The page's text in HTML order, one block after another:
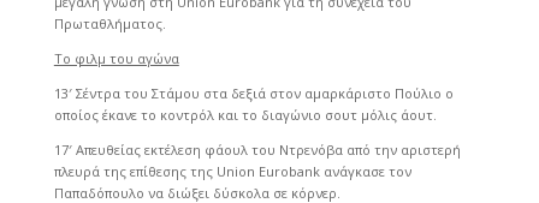
Πρωταθλήματος.
Το φιλμ του αγώνα
13′ Σέντρα του Στάμου στα δεξιά στον αμαρκάριστο Πούλιο ο
οποίος έκανε το κοντρόλ και το διαγώνιο σουτ μόλις άουτ.
17′ Απευθείας εκτέλεση φάουλ του Ντρενόβα από την αριστερή
πλευρά της επίθεσης της Union Eurobank ανάγκασε τον
Παπαδόπουλο να διώξει δύσκολα σε κόρνερ.